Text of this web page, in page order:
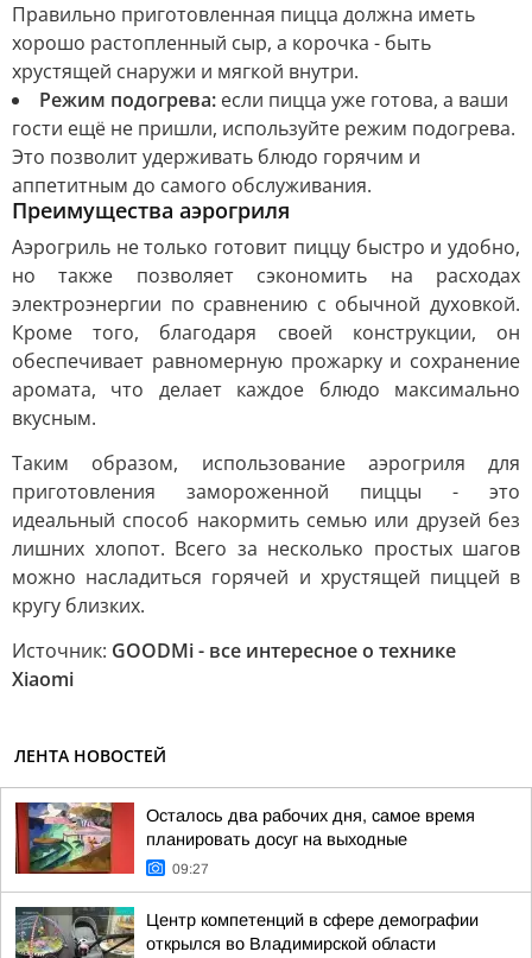
Правильно приготовленная пицца должна иметь
хорошо растопленный сыр, а корочка - быть
хрустящей снаружи и мягкой внутри.
Режим подогрева: если пицца уже готова, а ваши
гости ещё не пришли, используйте режим подогрева.
Это позволит удерживать блюдо горячим и
аппетитным до самого обслуживания.
Преимущества аэрогриля
Аэрогриль не только готовит пиццу быстро и удобно,
но также позволяет сэкономить на расходах
электроэнергии по сравнению с обычной духовкой.
Кроме того, благодаря своей конструкции, он
обеспечивает равномерную прожарку и сохранение
аромата, что делает каждое блюдо максимально
вкусным.
Таким образом, использование аэрогриля для
приготовления замороженной пиццы - это
идеальный способ накормить семью или друзей без
лишних хлопот. Всего за несколько простых шагов
можно насладиться горячей и хрустящей пиццей в
кругу близких.
Источник: GOODMi - все интересное о технике
Xiaomi
ЛЕНТА НОВОСТЕЙ
Осталось два рабочих дня, самое время
планировать досуг на выходные
09:27
Центр компетенций в сфере демографии
открылся во Владимирской области